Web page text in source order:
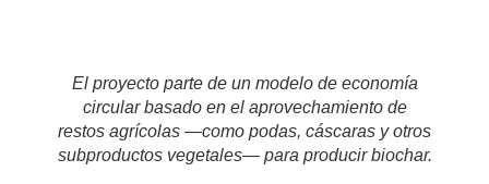
El proyecto parte de un modelo de economía
circular basado en el aprovechamiento de